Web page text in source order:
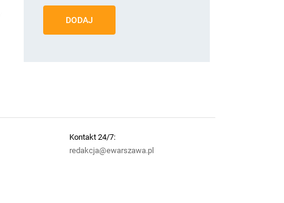
DODAJ
Kontakt 24/7:
redakcja@ewarszawa.pl